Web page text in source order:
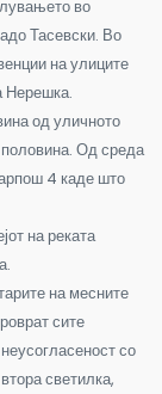
во
Тасевски. Во
на улиците
Нерешка.
од уличното
Од среда
4 каде што
на реката
на месните
сите
со
светилка,